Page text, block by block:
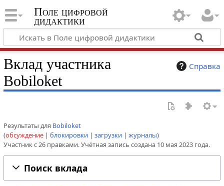
Поле цифровой
дидактики
Справка
Вклад участника
Bobiloket
Результаты для Bobiloket
обсуждение
блокировки загрузки
журналы
Участник с 26 правками. Учётная запись создана 10 мая 2023 года.
Поиск вклада